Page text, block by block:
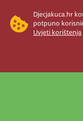
Djecjakuca.hr
potpuno
Uvjeti korištenja